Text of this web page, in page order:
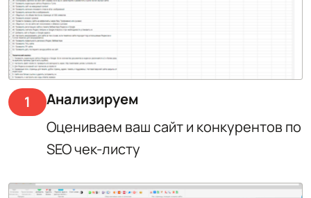
1
Анализируем
Оцениваем ваш сайт и конкурентов по
SEO чек-листу